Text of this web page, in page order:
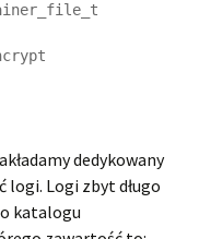
dedykowany
Logi zbyt długo
katalogu